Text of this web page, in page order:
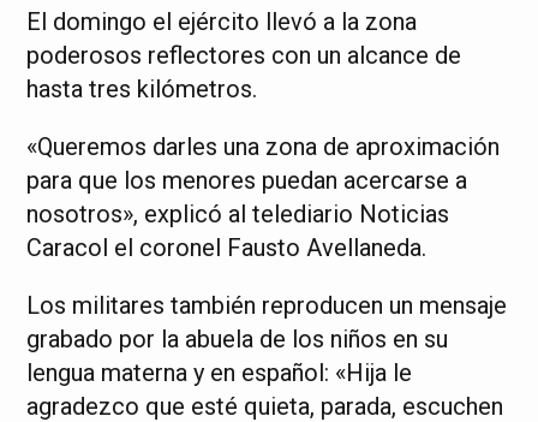
El domingo el ejército llevó a la zona
poderosos reflectores con un alcance de
hasta tres kilómetros.
«Queremos darles una zona de aproximación
para que los menores puedan acercarse a
nosotros», explicó al telediario Noticias
Caracol el coronel Fausto Avellaneda.
Los militares también reproducen un mensaje
grabado por la abuela de los niños en su
lengua materna y en español: «Hija le
agradezco que esté quieta, parada, escuchen